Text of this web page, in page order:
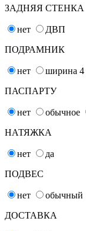
ЗАДНЯЯ СТЕНКА
нет
ДВП
ПОДРАМНИК
нет ширина 4
ПАСПАРТУ
нет обычное
НАТЯЖКА
нет
да
ПОДВЕС
нет обычный
ДОСТАВКА